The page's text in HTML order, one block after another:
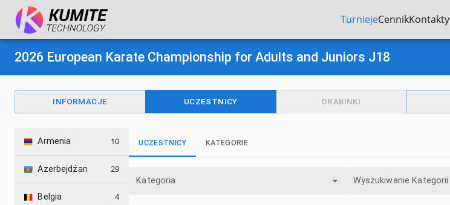
TurniejeCennikKontakty
2026 European Karate Championship for Adults and Juniors J18
INFORMACJE UCZESTNICY DRABINKI
Armenia 10
Azerbejdżan 29
Belgia 4
UCZESTNICY KATEGORIE
Kategoria Wyszukiwanie Kategorii